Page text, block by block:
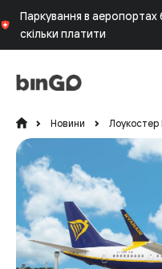
Паркування в аеропортах
скільки платити
Новини Лоукостер